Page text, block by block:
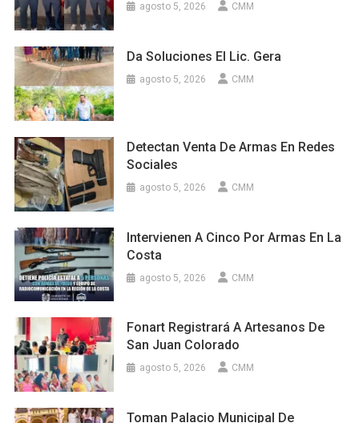
agosto 5, 2026 CMM
Da Soluciones El Lic. Gera
agosto 5, 2026 CMM
Detectan Venta De Armas En Redes
Sociales
agosto 5, 2026 CMM
Intervienen A Cinco Por Armas En La
Costa
agosto 5, 2026 CMM
Fonart Registrará A Artesanos De
San Juan Colorado
agosto 5, 2026 CMM
Toman Palacio Municipal De